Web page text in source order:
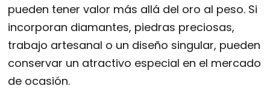
pueden tener valor más allá del oro al peso. Si
incorporan diamantes, piedras preciosas,
trabajo artesanal o un diseño singular, pueden
conservar un atractivo especial en el mercado
de ocasión.